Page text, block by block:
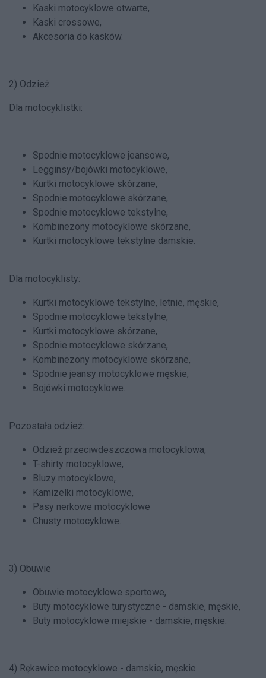
Kaski motocyklowe otwarte,
Kaski crossowe,
Akcesoria do kasków.
2) Odzież
Dla motocyklistki:
Spodnie motocyklowe jeansowe,
Legginsy/bojówki motocyklowe,
Kurtki motocyklowe skórzane,
Spodnie motocyklowe skórzane,
Spodnie motocyklowe tekstylne,
Kombinezony motocyklowe skórzane,
Kurtki motocyklowe tekstylne damskie.
Dla motocyklisty:
Kurtki motocyklowe tekstylne, letnie, męskie,
Spodnie motocyklowe tekstylne,
Kurtki motocyklowe skórzane,
Spodnie motocyklowe skórzane,
Kombinezony motocyklowe skórzane,
Spodnie jeansy motocyklowe męskie,
Bojówki motocyklowe.
Pozostała odzież:
Odzież przeciwdeszczowa motocyklowa,
T-shirty motocyklowe,
Bluzy motocyklowe,
Kamizelki motocyklowe,
Pasy nerkowe motocyklowe
Chusty motocyklowe.
3) Obuwie
Obuwie motocyklowe sportowe,
Buty motocyklowe turystyczne - damskie, męskie,
Buty motocyklowe miejskie - damskie, męskie.
4) Rękawice motocyklowe - damskie, męskie